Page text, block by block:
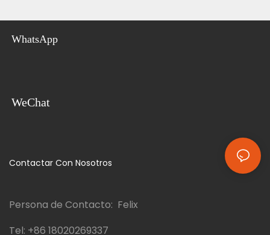
WhatsApp
WeChat
Contactar Con Nosotros
Persona de Contacto: Felix
Tel: +86 18020269337